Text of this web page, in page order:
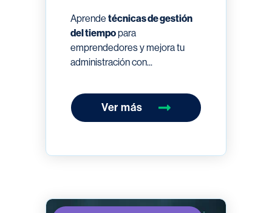
Aprende técnicas de gestión
del tiempopara
emprendedores y mejora tu
administración con...
Ver más